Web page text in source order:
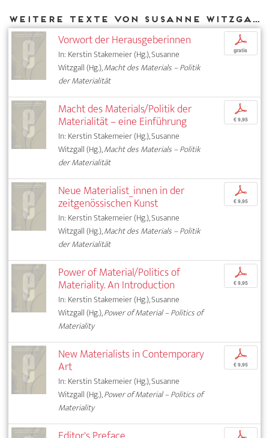
Weitere Texte von Susanne Witzgall bei DIAPHANES
Vorwort der Herausgeberinnen
In: Kerstin Stakemeier (Hg.), Susanne
Witzgall (Hg.),Macht des Materials – Politik
der Materialität
p
gratis
Macht des Materials/Politik der
Materialität – eine Einführung
In: Kerstin Stakemeier (Hg.), Susanne
Witzgall (Hg.),Macht des Materials – Politik
der Materialität
p
€ 9,95
Neue Materialist_innen in der
zeitgenössischen Kunst
In: Kerstin Stakemeier (Hg.), Susanne
Witzgall (Hg.),Macht des Materials – Politik
der Materialität
p
€ 9,95
Power of Material/Politics of
Materiality. An Introduction
In: Kerstin Stakemeier (Hg.), Susanne
Witzgall (Hg.),Power of Material – Politics of
Materiality
p
€ 9,95
New Materialists in Contemporary
Art
In: Kerstin Stakemeier (Hg.), Susanne
Witzgall (Hg.),Power of Material – Politics of
Materiality
p
€ 9,95